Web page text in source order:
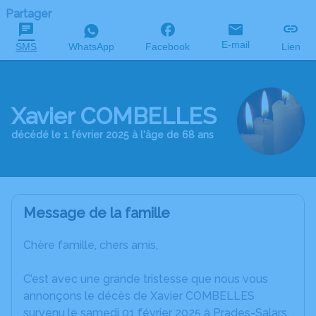
Partager
SMS WhatsApp Facebook E-mail Lien
Xavier COMBELLES
décédé le 1 février 2025 à l'âge de 68 ans
Message de la famille
Chère famille, chers amis,
C’est avec une grande tristesse que nous vous
annonçons le décès de Xavier COMBELLES
survenu le samedi 01 février 2025 à Prades-Salars.